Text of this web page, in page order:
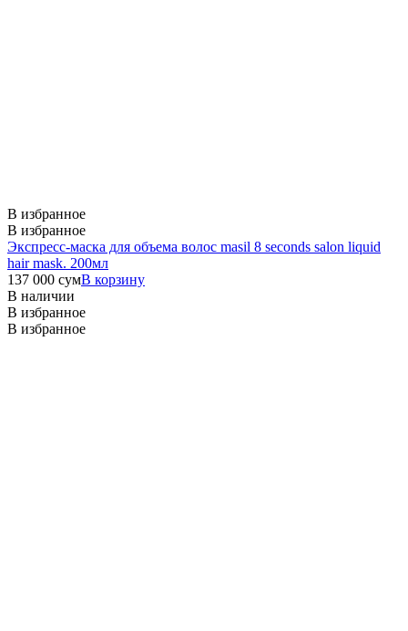
В избранное
В избранное
Экспресс-маска для объема волос masil 8 seconds salon liquid
hair mask. 200мл
137 000 сумВ корзину
В наличии
В избранное
В избранное